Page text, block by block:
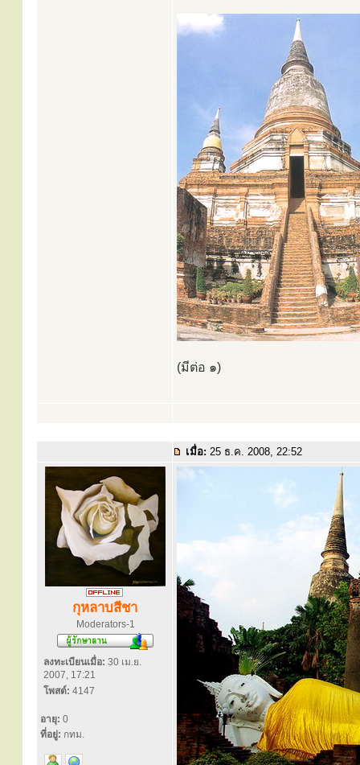
(มีต่อ ๑)
เมื่อ: 25 ธ.ค. 2008, 22:52
กุหลาบสีชา
Moderators-1
ลงทะเบียนเมื่อ: 30 เม.ย.
2007, 17:21
โพสต์: 4147
อายุ: 0
ที่อยู่: กทม.